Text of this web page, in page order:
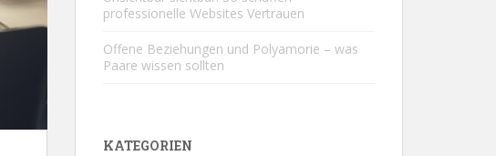
professionelle Websites Vertrauen
Offene Beziehungen und Polyamorie – was
Paare wissen sollten
KATEGORIEN